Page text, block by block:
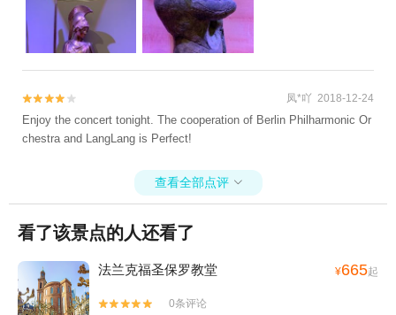

 凤*吖 2018-12-24
Enjoy the concert tonight. The cooperation of Berlin Philharmonic Or
chestra and LangLang is Perfect!
查看全部点评 
看了该景点的人还看了
法兰克福圣保罗教堂 ¥665起


0条评论